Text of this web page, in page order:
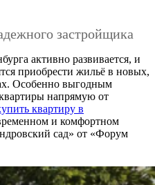
застройщика
активно развивается, и
приобрести жильё в новых,
Особенно выгодным
напрямую от
квартиру в
и комфортном
сад» от «Форум